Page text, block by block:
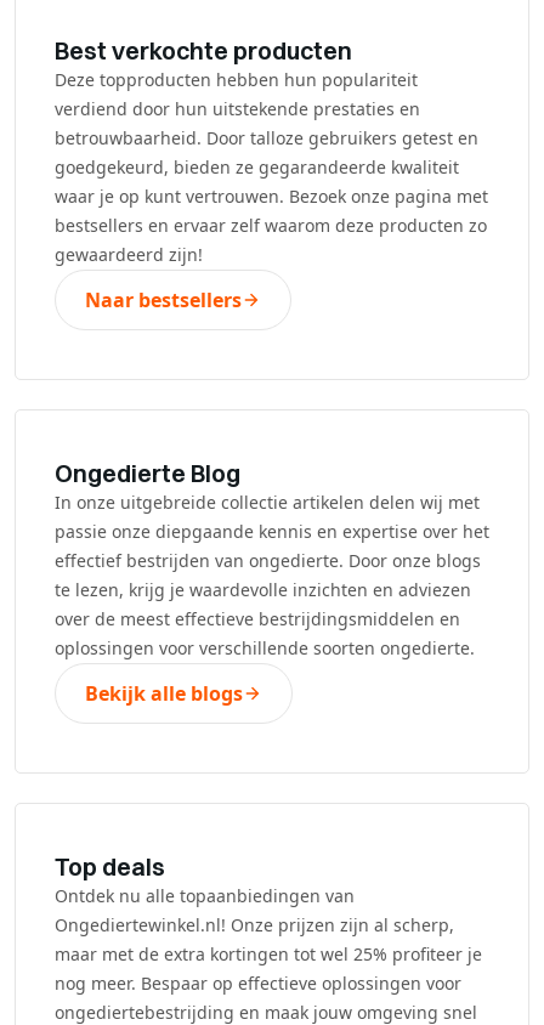
Best verkochte producten
Deze topproducten hebben hun populariteit
verdiend door hun uitstekende prestaties en
betrouwbaarheid. Door talloze gebruikers getest en
goedgekeurd, bieden ze gegarandeerde kwaliteit
waar je op kunt vertrouwen. Bezoek onze pagina met
bestsellers en ervaar zelf waarom deze producten zo
gewaardeerd zijn!
Naar bestsellers
Ongedierte Blog
In onze uitgebreide collectie artikelen delen wij met
passie onze diepgaande kennis en expertise over het
effectief bestrijden van ongedierte. Door onze blogs
te lezen, krijg je waardevolle inzichten en adviezen
over de meest effectieve bestrijdingsmiddelen en
oplossingen voor verschillende soorten ongedierte.
Bekijk alle blogs
Top deals
Ontdek nu alle topaanbiedingen van
Ongediertewinkel.nl! Onze prijzen zijn al scherp,
maar met de extra kortingen tot wel 25% profiteer je
nog meer. Bespaar op effectieve oplossingen voor
ongediertebestrijding en maak jouw omgeving snel